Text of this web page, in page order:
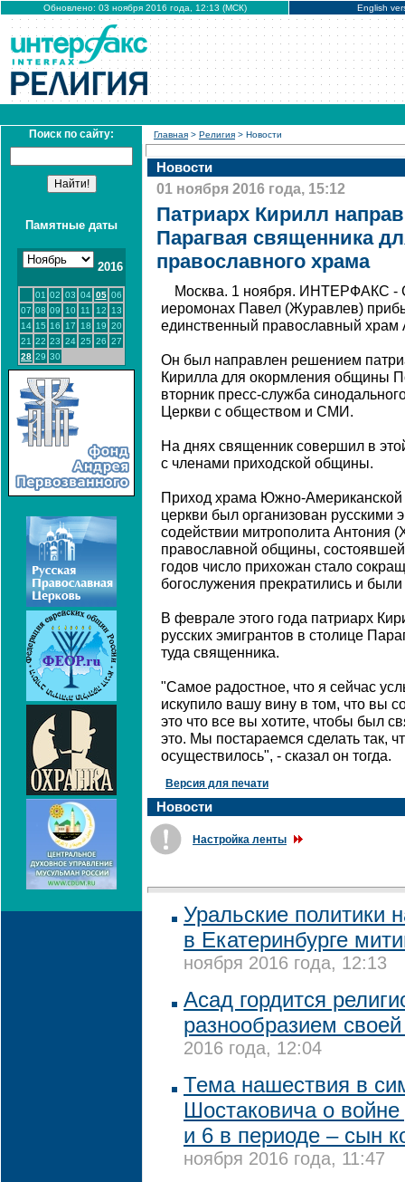
Обновлено: 03 ноября 2016 года, 12:13 (МСК) English
Поиск по сайту:
Памятные даты
2016
01 02 03 04 05 06
07 08 09 10 11 12
13
14 15 16 17 18 19 20
21 22 23 24 25 26 27
28 29 30
Главная > Религия > Новости
Новости
01 ноября 2016 года, 15:12
Патриарх Кирилл
Парагвая священника
православного храма
Москва. 1 ноября. ИНТЕРФАКС -
иеромонах Павел (Журавлев)
единственный православный храм
Он был направлен решением
Кирилла для окормления общины
вторник пресс-служба
Церкви с обществом и СМИ.
На днях священник совершил в
с членами приходской общины.
Приход храма Южно-Американской
церкви был организован русскими
содействии митрополита Антония
православной общины,
годов число прихожан стало
богослужения прекратились и
В феврале этого года патриарх
русских эмигрантов в столице
туда священника.
"Самое радостное, что я сейчас
искупило вашу вину в том, что вы
это что все вы хотите, чтобы был
это. Мы постараемся сделать так,
осуществилось", - сказал он тогда.
Версия для печати
Новости
Настройка ленты
Уральские политики
в Екатеринбурге
ноября 2016 года, 12:13
Асад гордится
разнообразием
2016 года, 12:04
Тема нашествия в
Шостаковича о
и 6 в периоде – сын
ноября 2016 года, 11:47